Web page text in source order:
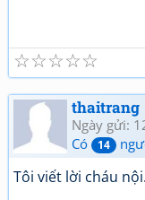
Trân
☆
☆
☆
☆
☆
thaitrang
Ngày gửi:
Có
14
Tôi viết lời cháu nội.